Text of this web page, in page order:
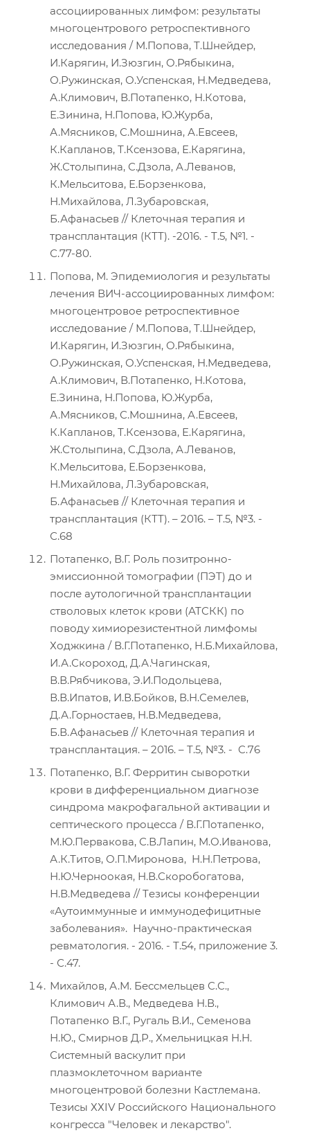
ассоциированных лимфом: результаты
многоцентрового ретроспективного
исследования / М.Попова, Т.Шнейдер,
И.Карягин, И.Зюзгин, О.Рябыкина,
О.Ружинская, О.Успенская, Н.Медведева,
А.Климович, В.Потапенко, Н.Котова,
Е.Зинина, Н.Попова, Ю.Журба,
А.Мясников, С.Мошнина, А.Евсеев,
К.Капланов, Т.Ксензова, Е.Карягина,
Ж.Столыпина, С.Дзола, А.Леванов,
К.Мельситова, Е.Борзенкова,
Н.Михайлова, Л.Зубаровская,
Б.Афанасьев // Клеточная терапия и
трансплантация (КТТ). -2016. - Т.5, №1. -
С.77-80.
Попова, М. Эпидемиология и результаты
лечения ВИЧ-ассоциированных лимфом:
многоцентровое ретроспективное
исследование / М.Попова, Т.Шнейдер,
И.Карягин, И.Зюзгин, О.Рябыкина,
О.Ружинская, О.Успенская, Н.Медведева,
А.Климович, В.Потапенко, Н.Котова,
Е.Зинина, Н.Попова, Ю.Журба,
А.Мясников, С.Мошнина, А.Евсеев,
К.Капланов, Т.Ксензова, Е.Карягина,
Ж.Столыпина, С.Дзола, А.Леванов,
К.Мельситова, Е.Борзенкова,
Н.Михайлова, Л.Зубаровская,
Б.Афанасьев // Клеточная терапия и
трансплантация (КТТ). – 2016. – Т.5, №3. -
С.68
Потапенко, В.Г. Роль позитронно-
эмиссионной томографии (ПЭТ) до и
после аутологичной трансплантации
стволовых клеток крови (АТСКК) по
поводу химиорезистентной лимфомы
Ходжкина / В.Г.Потапенко, Н.Б.Михайлова,
И.А.Скороход, Д.А.Чагинская,
В.В.Рябчикова, Э.И.Подольцева,
В.В.Ипатов, И.В.Бойков, В.Н.Семелев,
Д.А.Горностаев, Н.В.Медведева,
Б.В.Афанасьев // Клеточная терапия и
трансплантация. – 2016. – Т.5, №3. - С.76
Потапенко, В.Г. Ферритин сыворотки
крови в дифференциальном диагнозе
синдрома макрофагальной активации и
септического процесса / В.Г.Потапенко,
М.Ю.Первакова, С.В.Лапин, М.О.Иванова,
А.К.Титов, О.П.Миронова, Н.Н.Петрова,
Н.Ю.Черноокая, Н.В.Скоробогатова,
Н.В.Медведева // Tезисы конференции
«Аутоиммунные и иммунодефицитные
заболевания». Научно-практическая
ревматология. - 2016. - Т.54, приложение 3.
- С.47.
Михайлов, А.М. Бессмельцев С.С.,
Климович А.В., Медведева Н.В.,
Потапенко В.Г., Ругаль В.И., Семенова
Н.Ю., Смирнов Д.Р., Хмельницкая Н.Н.
Системный васкулит при
плазмоклеточном варианте
многоцентровой болезни Кастлемана.
Тезисы ХХIV Российского Национального
конгресса "Человек и лекарство".